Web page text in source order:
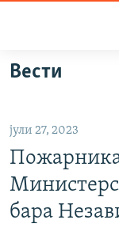
Оди
на
Оди
на
главната
навигација
Премини
на
ВИЗУЕЛНО
ШТО ТРЕБА ДА
ПРИЈАВИ СЕ ЗА
Вести
јули 27, 2023
бара